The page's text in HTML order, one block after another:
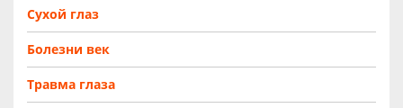
Сухой глаз
Болезни век
Травма глаза